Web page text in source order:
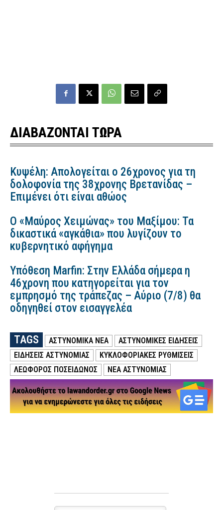
ΔΙΑΒΑΖΟΝΤΑΙ ΤΩΡΑ
Κυψέλη: Απολογείται ο 26χρονος για τη
δολοφονία της 38χρονης Βρετανίδας –
Επιμένει ότι είναι αθώος
Ο «Μαύρος Χειμώνας» του Μαξίμου: Τα
δικαστικά «αγκάθια» που λυγίζουν το
κυβερνητικό αφήγημα
Υπόθεση Marfin: Στην Ελλάδα σήμερα η
46χρονη που κατηγορείται για τον
εμπρησμό της τράπεζας – Αύριο (7/8) θα
οδηγηθεί στον εισαγγελέα
TAGS ΑΣΤΥΝΟΜΙΚΑ ΝΕΑ
ΑΣΤΥΝΟΜΙΚΕΣ ΕΙΔΗΣΕΙΣ
ΕΙΔΗΣΕΙΣ ΑΣΤΥΝΟΜΙΑΣ
ΚΥΚΛΟΦΟΡΙΑΚΕΣ ΡΥΘΜΙΣΕΙΣ
ΛΕΩΦΌΡΟΣ ΠΟΣΕΙΔΏΝΟΣ
ΝΕΑ ΑΣΤΥΝΟΜΙΑΣ